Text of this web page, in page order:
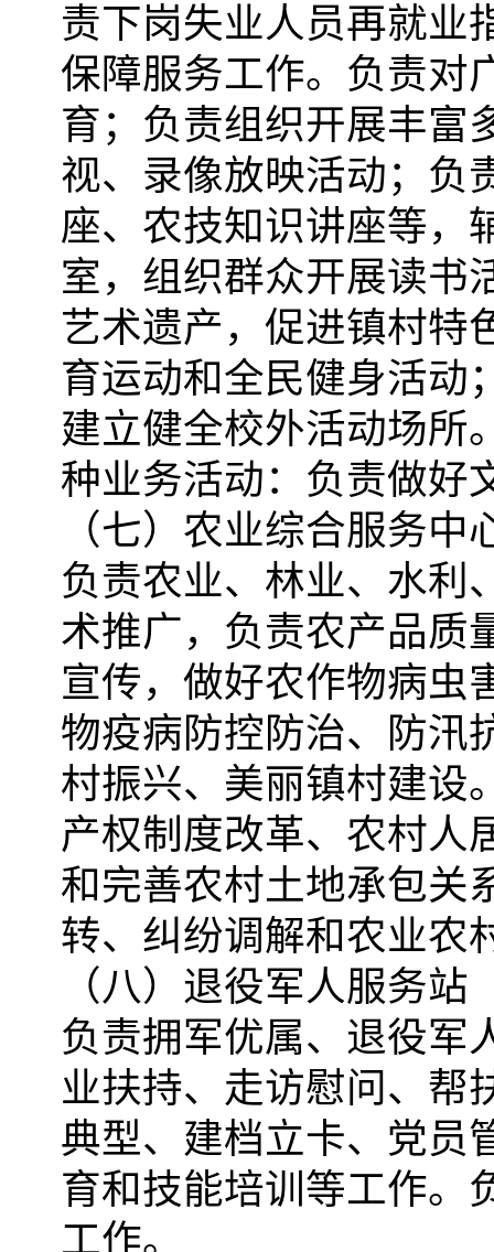
责下岗失业人员再就业
保障服务工作。负责对
育；负责组织开展丰富
视、录像放映活动；负
座、农技知识讲座等，
室，组织群众开展读书
艺术遗产，促进镇村特
育运动和全民健身活动
建立健全校外活动场所
种业务活动：负责做好
（七）农业综合服务
负责农业、林业、水利
术推广，负责农产品质
宣传，做好农作物病虫
物疫病防控防治、防汛
村振兴、美丽镇村建设
产权制度改革、农村人
和完善农村土地承包关
转、纠纷调解和农业农
（八）退役军人服务站
负责拥军优属、退役军
业扶持、走访慰问、帮
典型、建档立卡、党员
育和技能培训等工作。
工作。